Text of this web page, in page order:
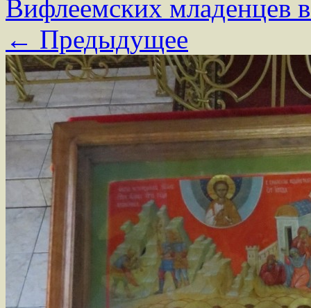
Вифлеемских младенцев
← Предыдущее